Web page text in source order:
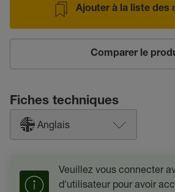
Ajouter à la liste des
Comparer le
Fiches techniques
Anglais
Veuillez vous connecter
d'utilisateur pour avoir